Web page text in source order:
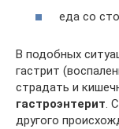
еда со
В подобных
гастрит
страдать и
гастроэнтерит.
другого